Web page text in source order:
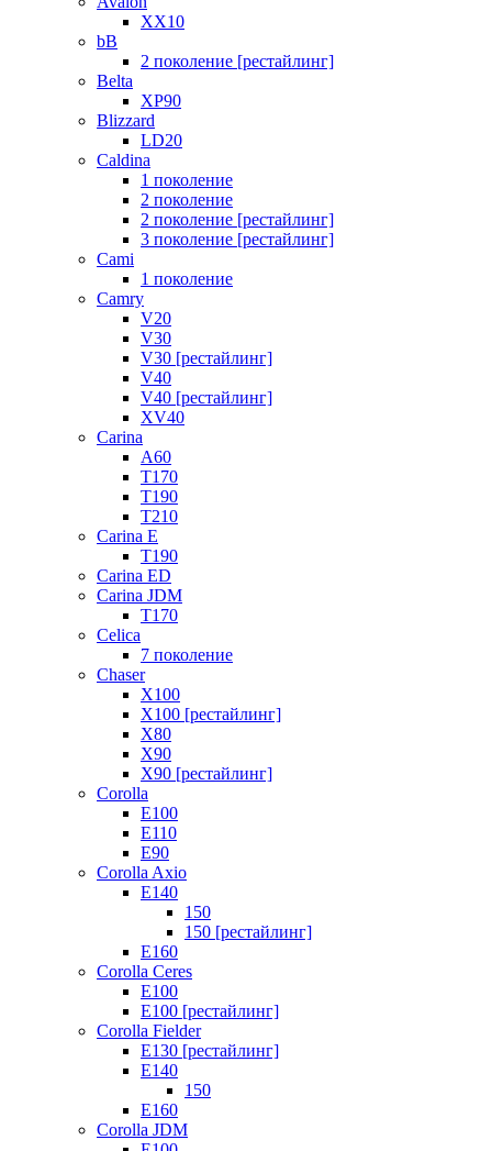
XX10
bB
2 поколение [рестайлинг]
Belta
XP90
Blizzard
LD20
Caldina
1 поколение
2 поколение
2 поколение [рестайлинг]
3 поколение [рестайлинг]
Cami
1 поколение
Camry
V20
V30
V30 [рестайлинг]
V40
V40 [рестайлинг]
XV40
Carina
A60
T170
T190
T210
Carina E
T190
Carina ED
Carina JDM
T170
Celica
7 поколение
Chaser
X100
X100 [рестайлинг]
X80
X90
X90 [рестайлинг]
Corolla
E100
E110
E90
Corolla Axio
E140
150
150 [рестайлинг]
E160
Corolla Ceres
E100
E100 [рестайлинг]
Corolla Fielder
E130 [рестайлинг]
E140
150
E160
Corolla JDM